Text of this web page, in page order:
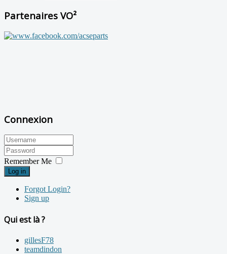
Partenaires VO²
Connexion
Remember Me
Log in
Forgot Login?
Sign up
Qui est là ?
gillesF78
teamdindon